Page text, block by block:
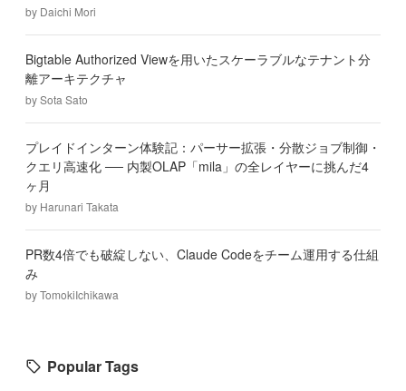
by Daichi Mori
Bigtable Authorized Viewを用いたスケーラブルなテナント分
離アーキテクチャ
bySota Sato
プレイドインターン体験記：パーサー拡張・分散ジョブ制御・
クエリ高速化 ── 内製OLAP「mila」の全レイヤーに挑んだ4
ヶ月
by Harunari Takata
PR数4倍でも破綻しない、Claude Codeをチーム運用する仕組
み
byTomokiIchikawa
Popular Tags